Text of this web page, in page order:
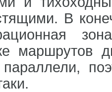
В
маршрутов